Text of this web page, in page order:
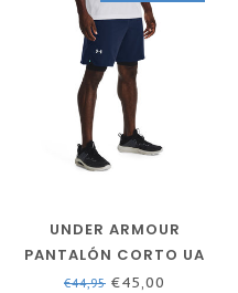
UNDER ARMOUR
PANTALÓN CORTO UA
VANISH WOVEN-
€44,95 €45,00